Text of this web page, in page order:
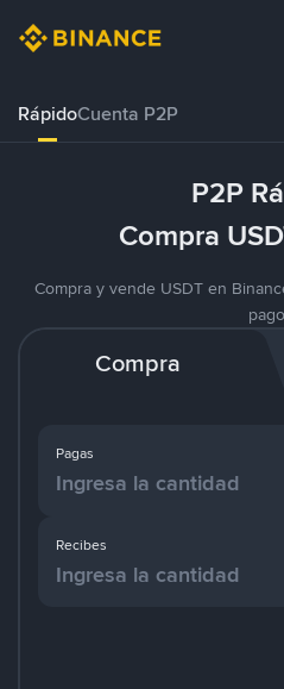
RápidoCuenta P2P
P2P
Compra
Compra y vende USDT en
pago
Compra
Pagas
Recibes